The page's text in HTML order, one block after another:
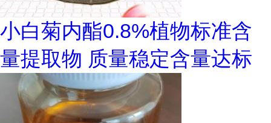
小白菊内酯0.8%植物标准含
量提取物 质量稳定含量达标